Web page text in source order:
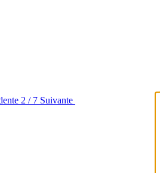
2 / 7 Suivante